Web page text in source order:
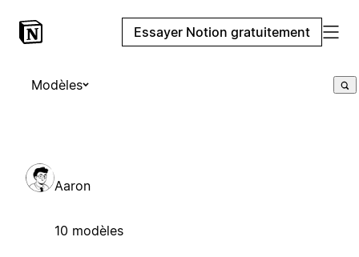
Essayer Notion gratuitement
Modèles
Aaron
10 modèles